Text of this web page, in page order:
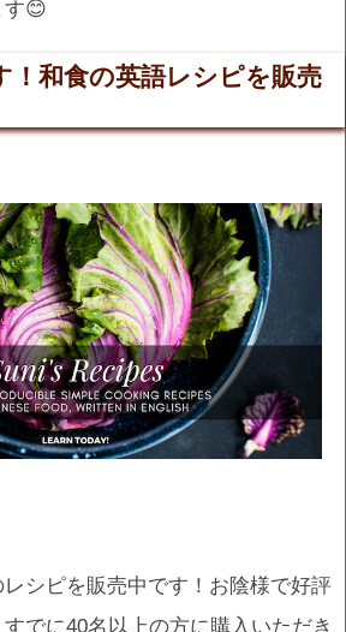
す😊
！和食の英語レシピを販売
シピを販売中です！お陰様で好評
でに40名以上の方に購入いただき